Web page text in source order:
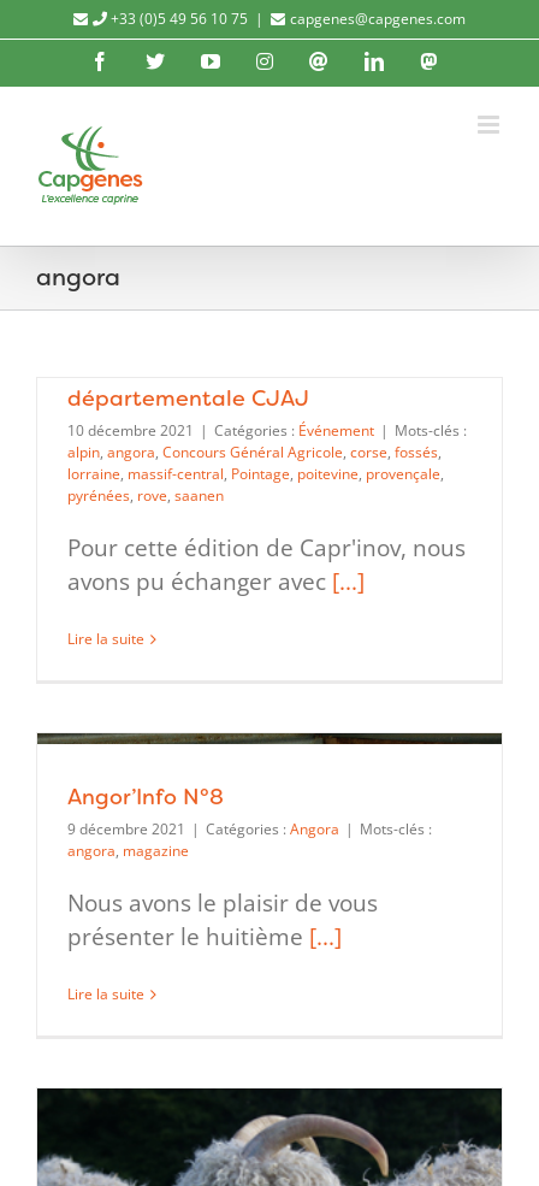
au
contenu
+33 (0)5 49 56 10 75 | capgenes@capgenes.com
Facebook
X YouTubeInstagram
ThreadsLinkedIn
angora
départementale CJAJ
10 décembre 2021 | Catégories : Événement | Mots-clés :
alpin, angora, Concours Général Agricole, corse, fossés,
lorraine, massif-central, Pointage, poitevine, provençale,
pyrénées, rove, saanen
Pour cette édition de Capr'inov, nous
avons pu échanger avec [...]
Lire la suite
Angor’Info N°8
9 décembre 2021 | Catégories : Angora | Mots-clés :
angora, magazine
Nous avons le plaisir de vous
présenter le huitième [...]
Lire la suite